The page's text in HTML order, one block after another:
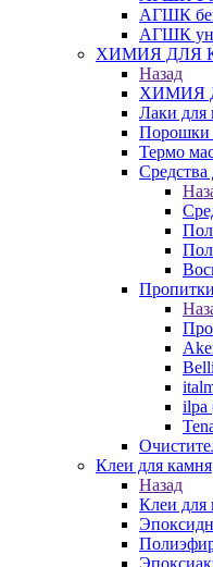
АГШК
АГШК
ХИМИЯ ДЛЯ
Назад
ХИМИЯ
Лаки для
Порошки
Термо
ilpa
Клеи для камня
Назад
Клеи для